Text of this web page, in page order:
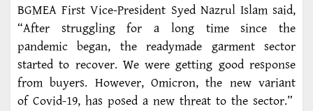
BGMEA First Vice-President Syed Nazrul Islam said,
“After struggling for a long time since the
pandemic began, the readymade garment sector
started to recover. We were getting good response
from buyers. However, Omicron, the new variant
of Covid-19, has posed a new threat to the sector.”